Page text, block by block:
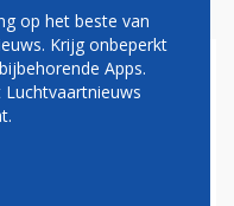
verlies
op het beste van
Krijg onbeperkt
Apps.